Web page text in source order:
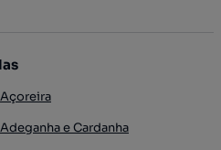
e Cardanha